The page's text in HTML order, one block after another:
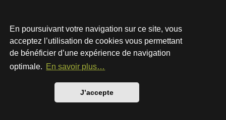
En poursuivant votre navigation sur ce site, vous
acceptez l’utilisation de cookies vous permettant
de bénéficier d’une expérience de navigation
optimale. En savoir plus…
J’accepte
Développé parphpBB® Forum Software © phpBB Limited
Style par
Traduction française officielle